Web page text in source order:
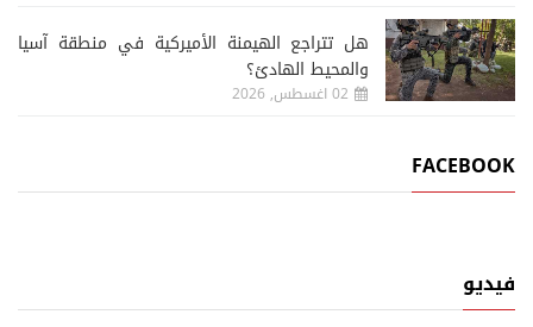
هل تتراجع الهيمنة الأميركية في منطقة آسيا
والمحيط الهادئ؟
02 اغسطس, 2026
FACEBOOK
فيديو